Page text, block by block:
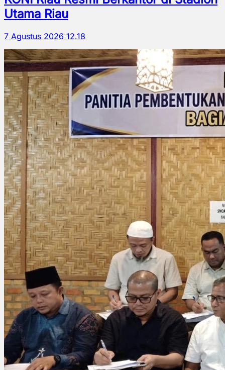
Utama Riau
7 Agustus 2026 12.18